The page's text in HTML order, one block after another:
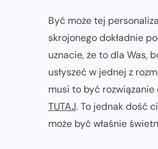
Być może tej
skrojonego dokładnie
uznacie, że to dla Was,
usłyszeć w jednej z
musi to być rozwiązanie
TUTAJ. To jednak dość
może być właśnie